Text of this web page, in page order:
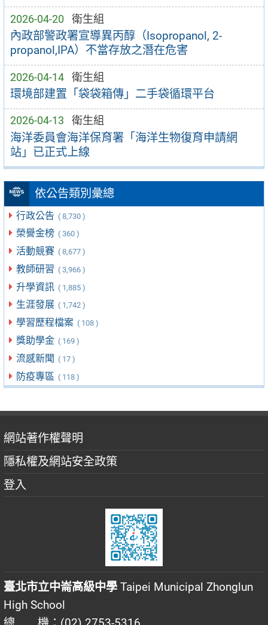
2026-04-20 衛生組
內政部警政署宣導異丙醇（Isopropanol, 2-
propanol,IPA）不當存放之潛在危害
2026-04-14 衛生組
環境部建置「袋袋箱傳」二手袋循環平台
2026-04-13 衛生組
海洋委員會海洋保育署「海洋生物復育申請網
站」已正式上線
依公告類別彙總
行政公告 ( 8,730 )
榮譽金榜 ( 360 )
活動競賽 ( 8,677 )
教師研習 ( 3,966 )
升學資訊 ( 1,885 )
生涯發展 ( 1,742 )
學習歷程檔案 ( 108 )
獎助學金 ( 169 )
流感新聞 ( 17 )
防疫專區 ( 118 )
網站著作權聲明
隱私權及網站安全政策
登入
臺北市立中崙高級中學 Taipei Municipal Zhonglun
High School